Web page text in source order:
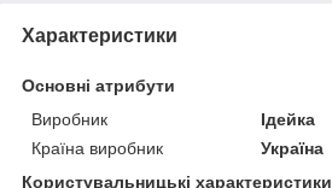
Характеристики
Основні атрибути
Виробник
Ідейка
Країна виробник
Україна
Користувальницькі характеристики